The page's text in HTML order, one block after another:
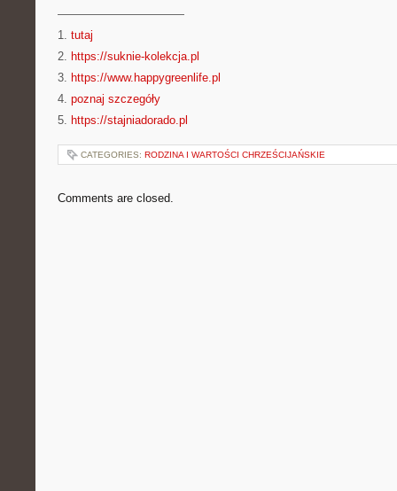
———————————
1. tutaj
2. https://suknie-kolekcja.pl
3. https://www.happygreenlife.pl
4. poznaj szczegóły
5. https://stajniadorado.pl
CATEGORIES: RODZINA I WARTOŚCI CHRZEŚCIJAŃSKIE
Comments are closed.